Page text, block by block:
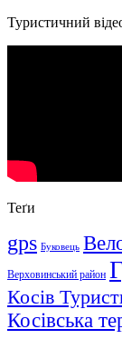
Туристичний
Теґи
gps Буковець
Верховинський район
Косів
Косівська